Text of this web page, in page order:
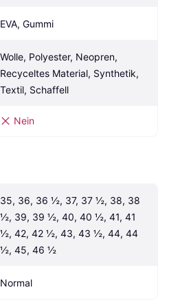
EVA, Gummi
Wolle, Polyester, Neopren,
Recyceltes Material, Synthetik,
Textil, Schaffell
Nein
35, 36, 36 ½, 37, 37 ½, 38, 38
½, 39, 39 ½, 40, 40 ½, 41, 41
½, 42, 42 ½, 43, 43 ½, 44, 44
½, 45, 46 ½
Normal